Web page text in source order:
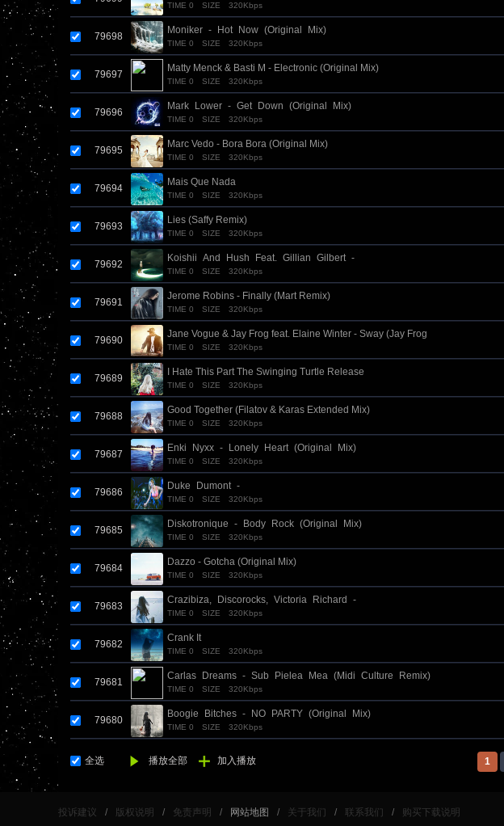
TIME 0 SIZE 320Kbps
79698
Moniker_-_Hot_Now_(Original_Mix)
TIME 0 SIZE 320Kbps
79697
Matty Menck & Basti M - Electronic (Original Mix)
TIME 0 SIZE 320Kbps
79696
Mark_Lower_-_Get_Down_(Original_Mix)
TIME 0 SIZE 320Kbps
79695
Marc Vedo - Bora Bora (Original Mix)
TIME 0 SIZE 320Kbps
79694
Mais Que Nada
TIME 0 SIZE 320Kbps
79693
Lies (Saffy Remix)
TIME 0 SIZE 320Kbps
79692
Koishii_And_Hush_Feat._Gillian_Gilbert_-
_Lifetime_(Lavigne_Remix)
TIME 0 SIZE 320Kbps
79691
Jerome Robins - Finally (Mart Remix)
TIME 0 SIZE 320Kbps
79690
Jane Vogue & Jay Frog feat. Elaine Winter - Sway (Jay Frog
Mix)
TIME 0 SIZE 320Kbps
79689
I Hate This Part The Swinging Turtle Release
TIME 0 SIZE 320Kbps
79688
Good Together (Filatov & Karas Extended Mix)
TIME 0 SIZE 320Kbps
79687
Enki_Nyxx_-_Lonely_Heart_(Original_Mix)
TIME 0 SIZE 320Kbps
79686
Duke_Dumont_-
_Ocean_Drive_(Andrey_Keyton_and_Alexey_Sharapoff_Remix)
TIME 0 SIZE 320Kbps
79685
Diskotronique_-_Body_Rock_(Original_Mix)
TIME 0 SIZE 320Kbps
79684
Dazzo - Gotcha (Original Mix)
TIME 0 SIZE 320Kbps
79683
Crazibiza,_Discorocks,_Victoria_Richard_-
_Catch_You_(Extended_Mix)_
TIME 0 SIZE 320Kbps
79682
Crank It
TIME 0 SIZE 320Kbps
79681
Carlas_Dreams_-_Sub_Pielea_Mea_(Midi_Culture_Remix)
TIME 0 SIZE 320Kbps
79680
Boogie_Bitches_-_NO_PARTY_(Original_Mix)_
TIME 0 SIZE 320Kbps
全选 播放全部 加入播放 1
投诉建议 / 版权说明 / 免责声明 / 网站地图 / 关于我们 / 联系我们 / 购买下载说明